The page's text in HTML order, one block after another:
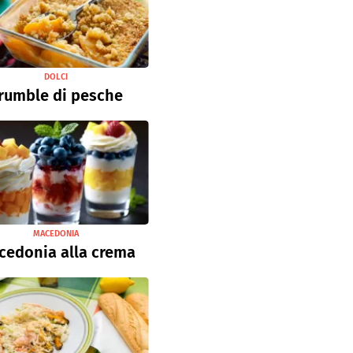
DOLCI
di pesche
MACEDONIA
alla crema